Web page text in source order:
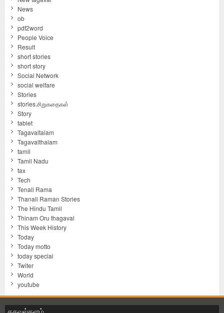
News
ob
pdf2word
People Voice
Result
short stories
short story
Social Network
social welfare
Stories
stories.சிறுகதைகள்
Story
tablet
Tagavaltalam
Tagavalthalam
tamil
Tamil Nadu
tax
Tech
Tenali Rama
Thanali Raman Stories
The Hindu Tamil
Thinam Oru thagaval
This Week History
Today
Today motto
today special
Twiter
World
youtube